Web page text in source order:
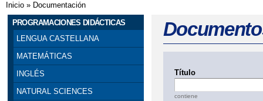
Se encuentra usted aquí
Inicio » Documentación
PROGRAMACIONES DIDÁCTICAS
LENGUA CASTELLANA
MATEMÁTICAS
INGLÉS
NATURAL SCIENCES
Título
contiene